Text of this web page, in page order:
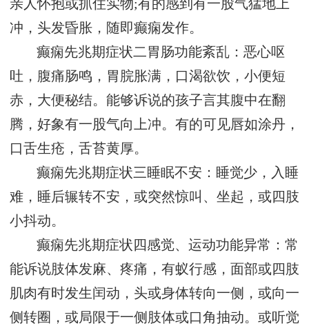
亲人怀抱或抓住实物;有的感到有一股气猛地上
冲，头发昏胀，随即癫痫发作。
癫痫先兆期症状二胃肠功能紊乱：恶心呕
吐，腹痛肠鸣，胃脘胀满，口渴欲饮，小便短
赤，大便秘结。能够诉说的孩子言其腹中在翻
腾，好象有一股气向上冲。有的可见唇如涂丹，
口舌生疮，舌苔黄厚。
癫痫先兆期症状三睡眠不安：睡觉少，入睡
难，睡后辗转不安，或突然惊叫、坐起，或四肢
小抖动。
癫痫先兆期症状四感觉、运动功能异常：常
能诉说肢体发麻、疼痛，有蚁行感，面部或四肢
肌肉有时发生闰动，头或身体转向一侧，或向一
侧转圈，或局限于一侧肢体或口角抽动。或听觉